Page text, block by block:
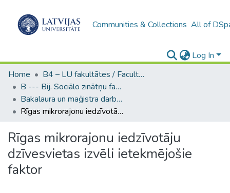
Communities & Collections All of
Log In
Home
B4 – LU fakultātes / Faculties of the UL
B --- Bij. Sociālo zinātņu fakultātes noslēguma darbi / Faculty of Social Sciences - Graduate works
Bakalaura un maģistra darbi (SZF) / Bachelor's and Master's theses
Rīgas mikrorajonu iedzīvotāju dzīvesvietas izvēli ietekmējošie faktor
Rīgas mikrorajonu iedzīvotāju
dzīvesvietas izvēli ietekmējošie
faktor